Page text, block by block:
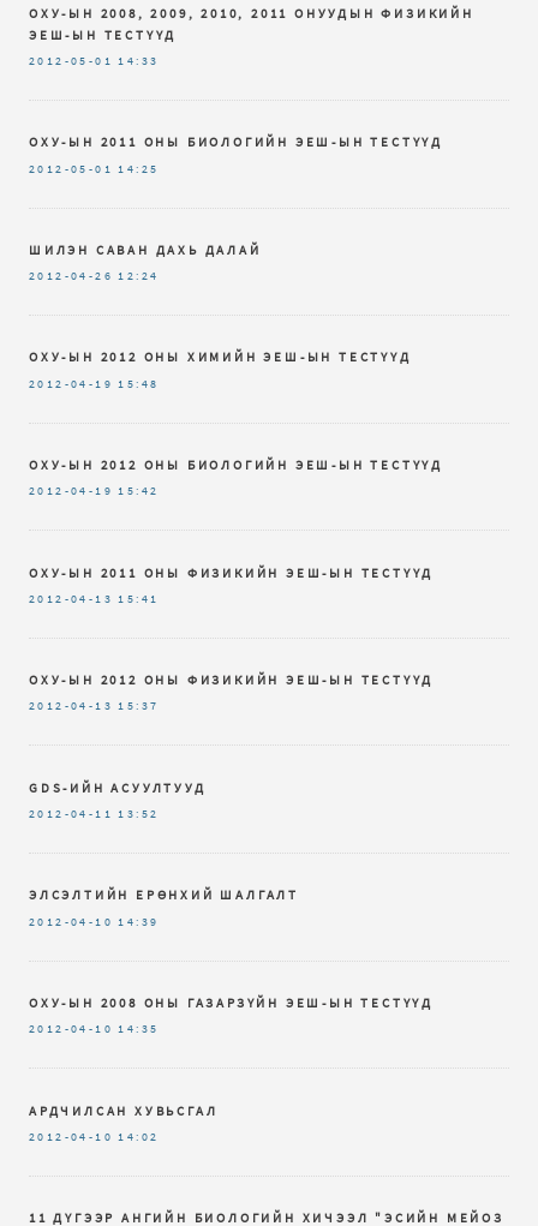
ОХУ-ЫН 2008, 2009, 2010, 2011 ОНУУДЫН ФИЗИКИЙН
ЭЕШ-ЫН ТЕСТҮҮД
2012-05-01 14:33
ОХУ-ЫН 2011 ОНЫ БИОЛОГИЙН ЭЕШ-ЫН ТЕСТҮҮД
2012-05-01 14:25
ШИЛЭН САВАН ДАХЬ ДАЛАЙ
2012-04-26 12:24
ОХУ-ЫН 2012 ОНЫ ХИМИЙН ЭЕШ-ЫН ТЕСТҮҮД
2012-04-19 15:48
ОХУ-ЫН 2012 ОНЫ БИОЛОГИЙН ЭЕШ-ЫН ТЕСТҮҮД
2012-04-19 15:42
ОХУ-ЫН 2011 ОНЫ ФИЗИКИЙН ЭЕШ-ЫН ТЕСТҮҮД
2012-04-13 15:41
ОХУ-ЫН 2012 ОНЫ ФИЗИКИЙН ЭЕШ-ЫН ТЕСТҮҮД
2012-04-13 15:37
GDS-ИЙН АСУУЛТУУД
2012-04-11 13:52
ЭЛСЭЛТИЙН ЕРӨНХИЙ ШАЛГАЛТ
2012-04-10 14:39
ОХУ-ЫН 2008 ОНЫ ГАЗАРЗҮЙН ЭЕШ-ЫН ТЕСТҮҮД
2012-04-10 14:35
АРДЧИЛСАН ХУВЬСГАЛ
2012-04-10 14:02
11 ДҮГЭЭР АНГИЙН БИОЛОГИЙН ХИЧЭЭЛ "ЭСИЙН МЕЙОЗ